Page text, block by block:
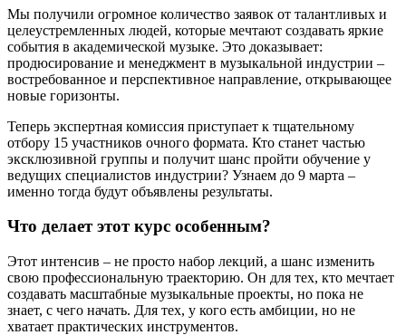
Мы получили огромное количество заявок от талантливых и
целеустремленных людей, которые мечтают создавать яркие
события в академической музыке. Это доказывает:
продюсирование и менеджмент в музыкальной индустрии –
востребованное и перспективное направление, открывающее
новые горизонты.
Теперь экспертная комиссия приступает к тщательному
отбору 15 участников очного формата. Кто станет частью
эксклюзивной группы и получит шанс пройти обучение у
ведущих специалистов индустрии? Узнаем до 9 марта –
именно тогда будут объявлены результаты.
Что делает этот курс особенным?
Этот интенсив – не просто набор лекций, а шанс изменить
свою профессиональную траекторию. Он для тех, кто мечтает
создавать масштабные музыкальные проекты, но пока не
знает, с чего начать. Для тех, у кого есть амбиции, но не
хватает практических инструментов.